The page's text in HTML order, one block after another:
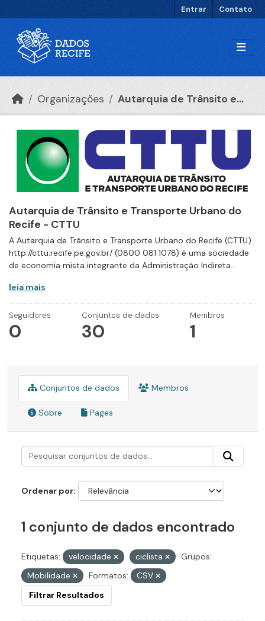
Entrar Contato
Organizações Autarquia de Trânsito e...
Autarquia de Trânsito e Transporte Urbano do
Recife - CTTU
A Autarquia de Trânsito e Transporte Urbano do Recife (CTTU)
http://cttu.recife.pe.gov.br/ (0800 081 1078) é uma sociedade
de economia mista integrante da Administração Indireta...
leia mais
Seguidores
0
Conjuntos de dados
30
Membros
1
Conjuntos de dados Membros
Sobre Pages
Ordenar por
1 conjunto de dados encontrado
Etiquetas: velocidade ciclista
Grupos:
Mobilidade
Formatos:
CSV
Filtrar Resultados